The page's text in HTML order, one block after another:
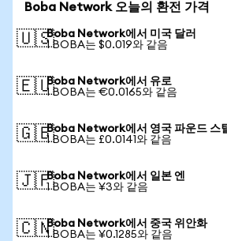
Boba Network 오늘의 환전 가격
🇺🇸Boba Network에서 미국 달러
1 BOBA는 $0.019와 같음
🇪🇺Boba Network에서 유로
1 BOBA는 €0.0165와 같음
🇬🇧Boba Network에서 영국 파운드 스
1 BOBA는 £0.0141와 같음
🇯🇵Boba Network에서 일본 엔
1 BOBA는 ¥3와 같음
🇨🇳Boba Network에서 중국 위안화
1 BOBA는 ¥0.1285와 같음